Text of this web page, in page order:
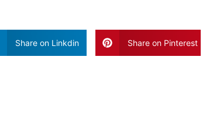
Share on Linkdin Share on Pinterest